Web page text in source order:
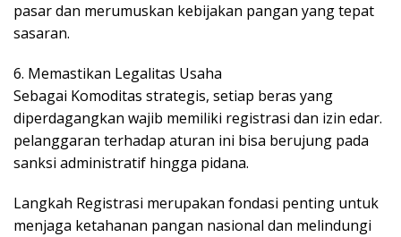
pasar dan merumuskan kebijakan pangan yang tepat
sasaran.
6. Memastikan Legalitas Usaha
Sebagai Komoditas strategis, setiap beras yang
diperdagangkan wajib memiliki registrasi dan izin edar.
pelanggaran terhadap aturan ini bisa berujung pada
sanksi administratif hingga pidana.
Langkah Registrasi merupakan fondasi penting untuk
menjaga ketahanan pangan nasional dan melindungi